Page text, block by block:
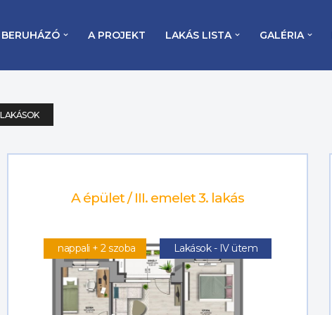
BERUHÁZÓ A PROJEKT LAKÁS LISTA GALÉRIA
LAKÁSOK
A épület / III. emelet 3. lakás
nappali + 2 szoba Lakások - IV ütem